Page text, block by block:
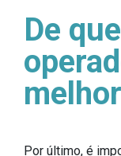
De
Por último, é